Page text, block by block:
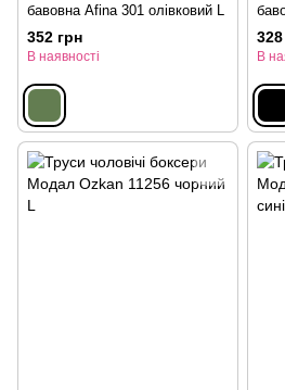
бавовна Afina 301 олівковий L
352 грн
В наявності В